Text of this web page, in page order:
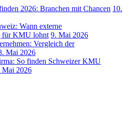
2026: Branchen mit Chancen 10.
Wann externe
für KMU lohnt 9. Mai 2026
Vergleich der
Mai 2026
So finden Schweizer KMU
Mai 2026